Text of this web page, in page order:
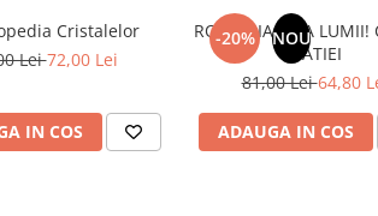
Cristalelor
Lei72,00 Lei
IN COS
-20% NOU
ROMANIA, AXA LUMII!
NATIEI
81,00 Lei64,80
ADAUGA IN COS